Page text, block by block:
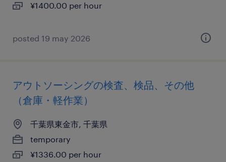
¥1400.00 per hour
posted 19 may 2026
アウトソーシングの検査、検品、その他
（倉庫・軽作業）
千葉県東金市, 千葉県
temporary
¥1336.00 per hour